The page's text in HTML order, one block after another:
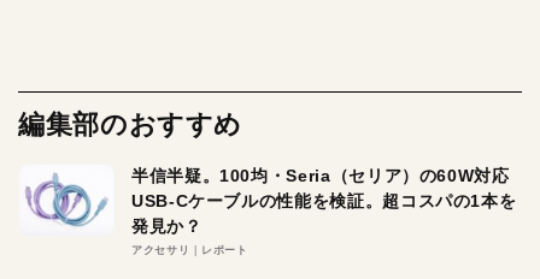
編集部のおすすめ
半信半疑。100均・Seria（セリア）の60W対応
USB-Cケーブルの性能を検証。超コスパの1本を
発見か？
アクセサリ レポート